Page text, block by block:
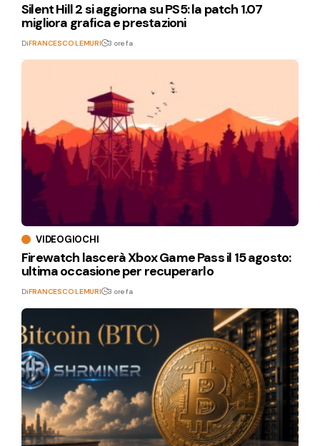
Silent Hill 2 si aggiorna su PS5: la patch 1.07
migliora grafica e prestazioni
DiFRANCESCO LEMURI 3 ore fa
VIDEOGIOCHI
Firewatch lascerà Xbox Game Pass il 15 agosto:
ultima occasione per recuperarlo
DiFRANCESCO LEMURI 3 ore fa